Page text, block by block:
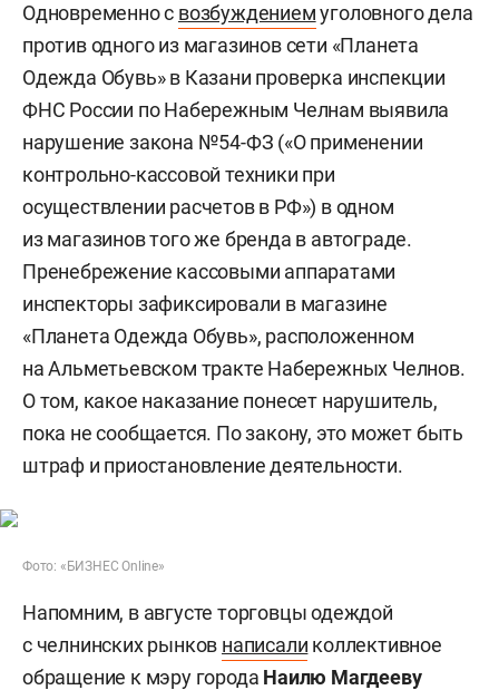
Одновременно с возбуждениемуголовного дела
против одного из магазинов сети «Планета
Одежда Обувь» в Казани проверка инспекции
ФНС России по Набережным Челнам выявила
нарушение закона №54-ФЗ («О применении
контрольно-кассовой техники при
осуществлении расчетов в РФ») в одном
из магазинов того же бренда в автограде.
Пренебрежение кассовыми аппаратами
инспекторы зафиксировали в магазине
«Планета Одежда Обувь», расположенном
на Альметьевском тракте Набережных Челнов.
О том, какое наказание понесет нарушитель,
пока не сообщается. По закону, это может быть
штраф и приостановление деятельности.
Фото: «БИЗНЕС Online»
Напомним, в августе торговцы одеждой
с челнинских рынков написали коллективное
обращение к мэру города Наилю Магдееву